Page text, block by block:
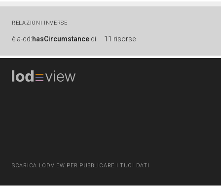
RELAZIONI INVERSE
è a-cd:hasCircumstance di 11 risorse
SCARICA LODVIEW PER PUBBLICARE I TUOI DATI